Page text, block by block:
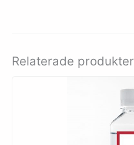
Relaterade produkter